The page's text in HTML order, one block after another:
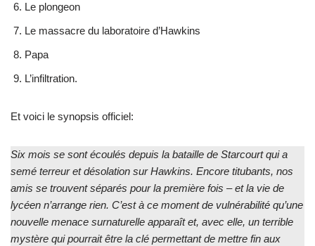
Le plongeon
Le massacre du laboratoire d’Hawkins
Papa
L’infiltration.
Et voici le synopsis officiel:
Six mois se sont écoulés depuis la bataille de Starcourt qui a
semé terreur et désolation sur Hawkins. Encore titubants, nos
amis se trouvent séparés pour la première fois – et la vie de
lycéen n’arrange rien. C’est à ce moment de vulnérabilité qu’une
nouvelle menace surnaturelle apparaît et, avec elle, un terrible
mystère qui pourrait être la clé permettant de mettre fin aux